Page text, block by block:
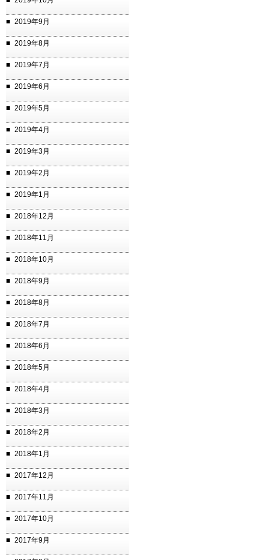
2019年9月
2019年8月
2019年7月
2019年6月
2019年5月
2019年4月
2019年3月
2019年2月
2019年1月
2018年12月
2018年11月
2018年10月
2018年9月
2018年8月
2018年7月
2018年6月
2018年5月
2018年4月
2018年3月
2018年2月
2018年1月
2017年12月
2017年11月
2017年10月
2017年9月